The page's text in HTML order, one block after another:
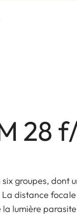
28
groupes, dont
distance
lumière